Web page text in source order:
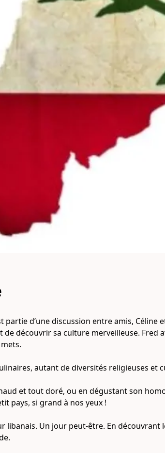
partie d’une discussion entre amis,
de découvrir sa culture merveilleuse.
autant de diversités religieuses et
et tout doré, ou en dégustant son
pays, si grand à nos yeux !
libanais. Un jour peut-être. En